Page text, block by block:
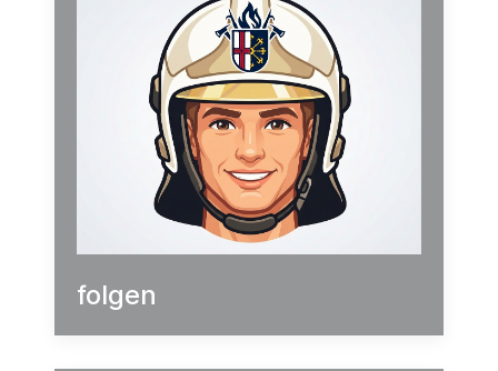
folgen